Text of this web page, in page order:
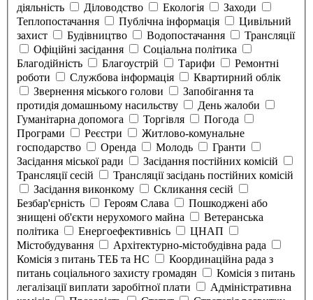
діяльність
Діловодство Екологія
Заходи
Теплопостачання
Публічна інформація
Цивільний
захист
Будівництво Водопостачання
Трансляції
Офіційні засідання
Соціальна політика
Благодійність
Благоустрій Тарифи
Ремонтні
роботи
Службова інформація
Квартирний облік
Звернення міського голови
Запобігання та
протидія домашньому насильству
День жалоби
Гуманітарна допомога
Торгівля
Погода
Програми
Реєстри
Житлово-комунальне
господарство
Оренда Молодь
Гранти
Засідання міської ради
Засідання постійних комісій
Трансляції сесій
Трансляції засідань постійних комісій
Засідання виконкому
Скликання сесій
Безбар'єрність
Героям Слава
Пошкоджені або
знищені об'єкти нерухомого майна
Ветеранська
політика
Енергоефективнісь
ЦНАП
Містобудування
Архітектурно-містобудівна рада
Комісія з питань ТЕБ та НС
Координаційна рада з
питань соціального захисту громадян
Комісія з питань
легалізації виплати заробітної плати
Адміністративна